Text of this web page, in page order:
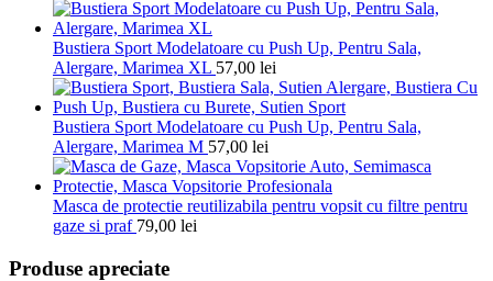
Bustiera Sport Modelatoare cu Push Up, Pentru Sala,
Alergare, Marimea XL 57,00 lei
Bustiera Sport Modelatoare cu Push Up, Pentru Sala,
Alergare, Marimea M 57,00 lei
Masca de protectie reutilizabila pentru vopsit cu filtre pentru
gaze si praf 79,00 lei
Produse apreciate